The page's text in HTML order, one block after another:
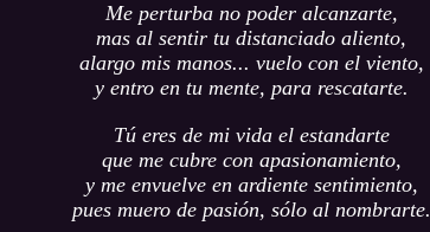
Me perturba no poder alcanzarte,
mas al sentir tu distanciado aliento,
alargo mis manos... vuelo con el viento,
y entro en tu mente, para rescatarte.
Tú eres de mi vida el estandarte
que me cubre con apasionamiento,
y me envuelve en ardiente sentimiento,
pues muero de pasión, sólo al nombrarte.